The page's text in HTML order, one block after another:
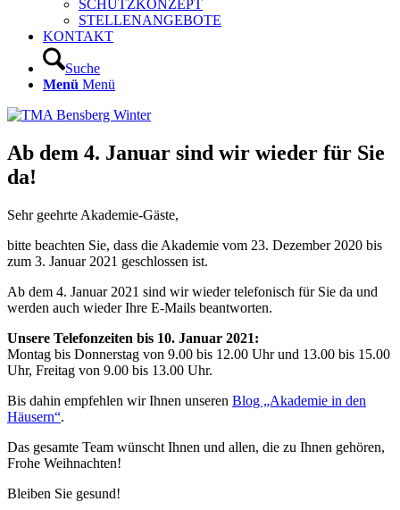
SCHUTZKONZEPT
STELLENANGEBOTE
KONTAKT
Suche
Menü Menü
Ab dem 4. Januar sind wir wieder für Sie
da!
Sehr geehrte Akademie-Gäste,
bitte beachten Sie, dass die Akademie vom 23. Dezember 2020 bis
zum 3. Januar 2021 geschlossen ist.
Ab dem 4. Januar 2021 sind wir wieder telefonisch für Sie da und
werden auch wieder Ihre E-Mails beantworten.
Unsere Telefonzeiten bis 10. Januar 2021:
Montag bis Donnerstag von 9.00 bis 12.00 Uhr und 13.00 bis 15.00
Uhr, Freitag von 9.00 bis 13.00 Uhr.
Bis dahin empfehlen wir Ihnen unseren Blog „Akademie in den
Häusern“.
Das gesamte Team wünscht Ihnen und allen, die zu Ihnen gehören,
Frohe Weihnachten!
Bleiben Sie gesund!